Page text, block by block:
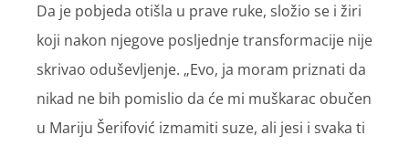
Da je pobjeda otišla u prave ruke, složio se i žiri
koji nakon njegove posljednje transformacije nije
skrivao oduševljenje. „Evo, ja moram priznati da
nikad ne bih pomislio da će mi muškarac obučen
u Mariju Šerifović izmamiti suze, ali jesi i svaka ti